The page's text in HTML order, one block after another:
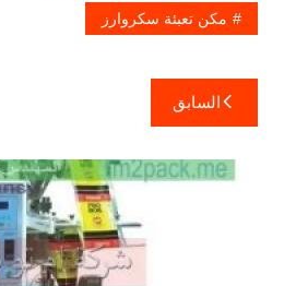
مكن تعبئة سكروارز
تصفّح
المقالات
السابق